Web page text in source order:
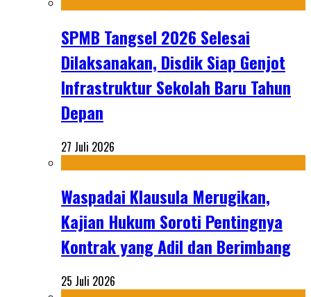
SPMB Tangsel 2026 Selesai
Dilaksanakan, Disdik Siap Genjot
Infrastruktur Sekolah Baru Tahun
Depan
27 Juli 2026
Waspadai Klausula Merugikan,
Kajian Hukum Soroti Pentingnya
Kontrak yang Adil dan Berimbang
25 Juli 2026